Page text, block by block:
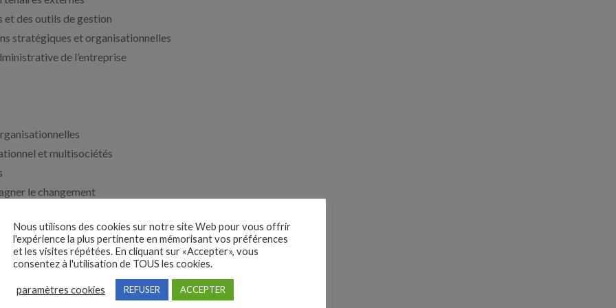
et des outils de gestion
stratégiques et organisationnelles
de l’entreprise
et multisociétés
le changement
environnement technique serait appréciée
et capable d’apporter une réelle valeur ajoutée au
Nous utilisons des cookies sur notre site Web pour vous offrir
l'expérience la plus pertinente en mémorisant vos préférences
et les visites répétées. En cliquant sur «Accepter», vous
consentez à l'utilisation de TOUS les cookies.
paramètres cookies REFUSER ACCEPTER